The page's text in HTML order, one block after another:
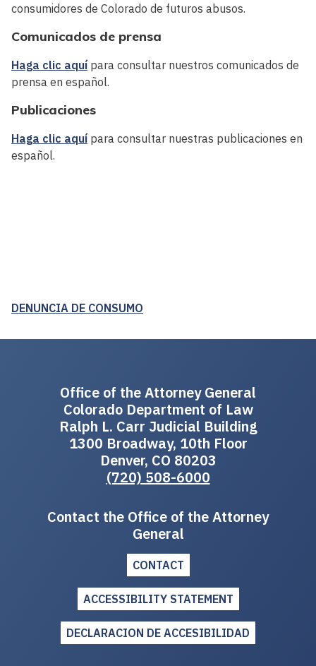
consumidores de Colorado de futuros abusos.
Comunicados de prensa
Haga clic aquí para consultar nuestros comunicados de
prensa en español.
Publicaciones
Haga clic aquí para consultar nuestras publicaciones en
español.
DENUNCIA DE CONSUMO
Office of the Attorney General
Colorado Department of Law
Ralph L. Carr Judicial Building
1300 Broadway, 10th Floor
Denver, CO 80203
(720) 508-6000
Contact the Office of the Attorney
General
CONTACT
ACCESSIBILITY STATEMENT
DECLARACION DE ACCESIBILIDAD